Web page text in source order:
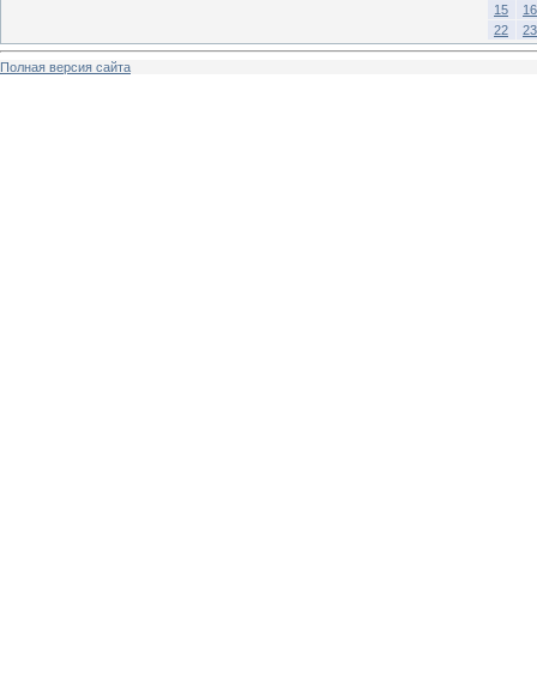
15
16
22
23
Полная версия сайта